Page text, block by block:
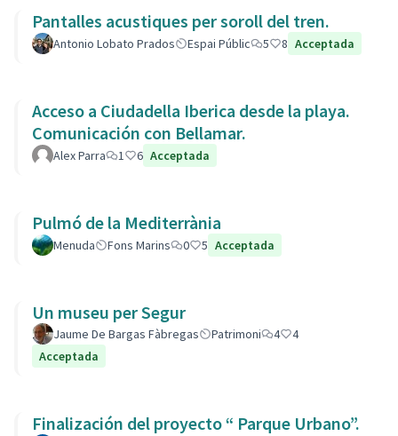
Pantalles acustiques per soroll del tren.
Antonio Lobato Prados Espai Públic 5 8 Acceptada
Acceso a Ciudadella Iberica desde la playa.
Comunicación con Bellamar.
Alex Parra 1 6 Acceptada
Pulmó de la Mediterrània
Menuda Fons Marins 0 5 Acceptada
Un museu per Segur
Jaume De Bargas Fàbregas Patrimoni 4
4
Acceptada
Finalización del proyecto “ Parque Urbano”.